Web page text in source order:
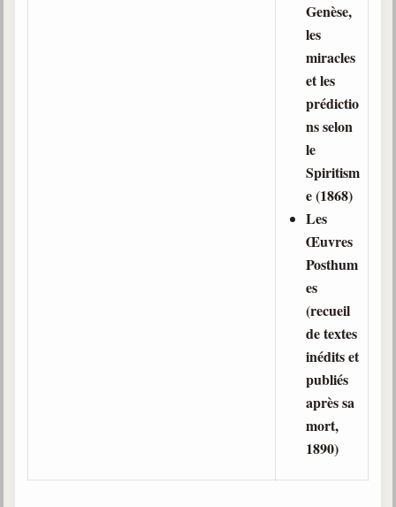
Genèse,
les
miracles
et les
prédictio
ns selon
le
Spiritism
e (1868)
Les
Œuvres
Posthum
es
(recueil
de textes
inédits et
publiés
après sa
mort,
1890)